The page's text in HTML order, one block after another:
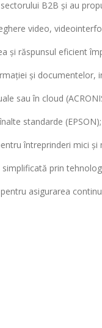
B2B și au
video,
răspunsul eficient
și documentelor,
sau în cloud
standarde (EPSON);
întreprinderi mici și
prin
asigurarea